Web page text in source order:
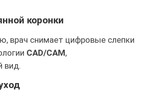
коронки
врач снимает цифровые слепки
CAD/CAM,
вид.